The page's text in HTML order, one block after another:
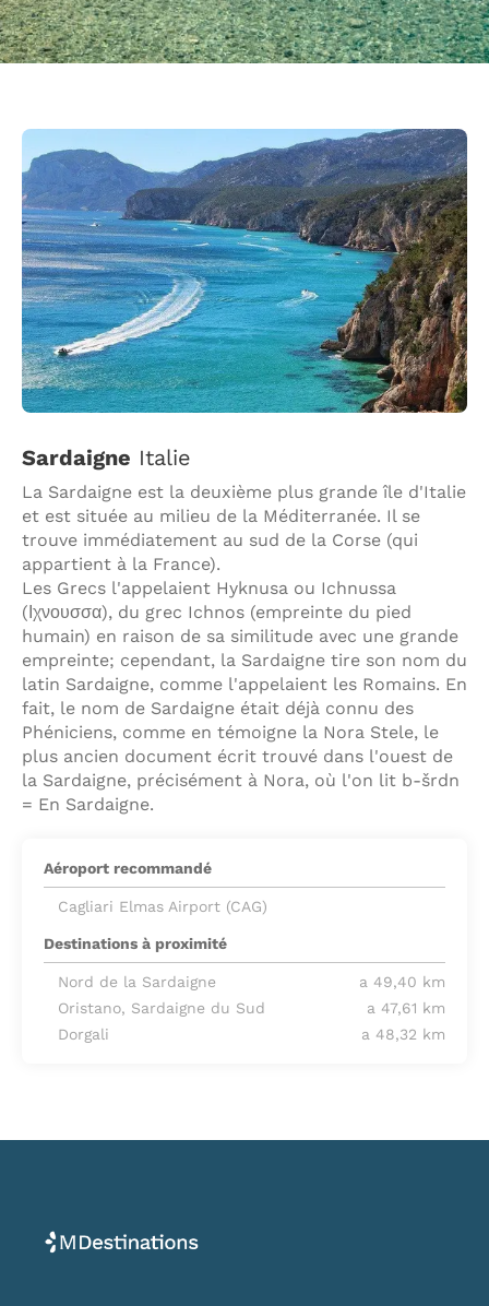
Sardaigne Italie
La Sardaigne est la deuxième plus grande île d'Italie
et est située au milieu de la Méditerranée. Il se
trouve immédiatement au sud de la Corse (qui
appartient à la France).
Les Grecs l'appelaient Hyknusa ou Ichnussa
(Ιχνουσσα), du grec Ichnos (empreinte du pied
humain) en raison de sa similitude avec une grande
empreinte; cependant, la Sardaigne tire son nom du
latin Sardaigne, comme l'appelaient les Romains. En
fait, le nom de Sardaigne était déjà connu des
Phéniciens, comme en témoigne la Nora Stele, le
plus ancien document écrit trouvé dans l'ouest de
la Sardaigne, précisément à Nora, où l'on lit b-šrdn
= En Sardaigne.
Aéroport recommandé
Cagliari Elmas Airport (CAG)
Destinations à proximité
Nord de la Sardaigne
a 49,40 km
Oristano, Sardaigne du Sud
a 47,61 km
Dorgali
a 48,32 km